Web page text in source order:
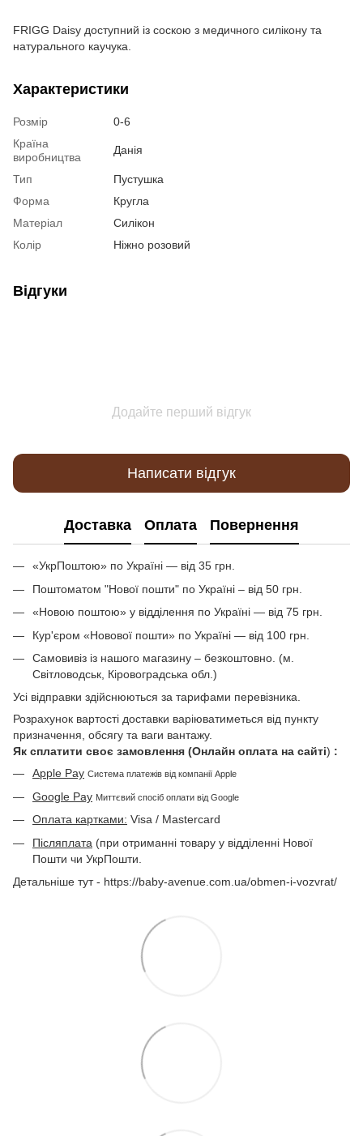
FRIGG Daisy доступний із соскою з медичного силікону та
натурального каучука.
Характеристики
Розмір
0-6
Країна
виробництва
Данія
Тип
Пустушка
Форма
Кругла
Матеріал
Силікон
Колір
Ніжно розовий
Відгуки
Додайте перший відгук
Написати відгук
Доставка Оплата Повернення
«УкрПоштою» по Україні — від 35 грн.
Поштоматом "Нової пошти" по Україні – від 50 грн.
«Новою поштою» у відділення по Україні — від 75 грн.
Кур'єром «Новової пошти» по Україні — від 100 грн.
Самовивіз із нашого магазину – безкоштовно. (м.
Світловодськ, Кіровоградська обл.)
Усі відправки здійснюються за тарифами перевізника.
Розрахунок вартості доставки варіюватиметься від пункту
призначення, обсягу та ваги вантажу.
Як сплатити своє замовлення (Онлайн оплата на сайті) :
Apple Pay Система платежів від компанії Apple
Google Pay Миттєвий спосіб оплати від Google
Оплата картками: Visa / Mastercard
Післяплата (при отриманні товару у відділенні Нової
Пошти чи УкрПошти.
Детальніше тут - https://baby-avenue.com.ua/obmen-i-vozvrat/